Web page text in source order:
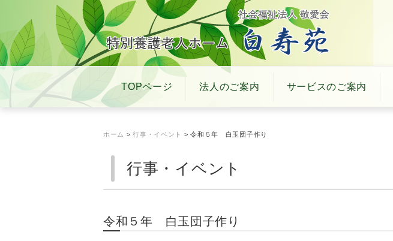
TOPページ 法人のご案内 サービスのご案内
ホーム >行事・イベント > 令和５年 白玉団子作り
行事・イベント
令和５年 白玉団子作り